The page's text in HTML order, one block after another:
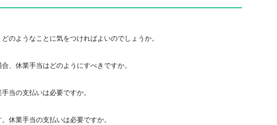
のようなことに気をつければよいのでしょうか。
、休業手当はどのようにすべきですか。
当の支払いは必要ですか。
休業手当の支払いは必要ですか。